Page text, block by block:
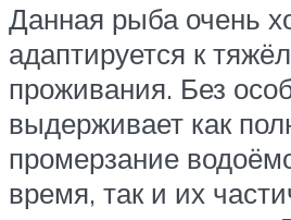
Данная рыба очень
адаптируется к
проживания. Без
выдерживает как
промерзание
время, так и их